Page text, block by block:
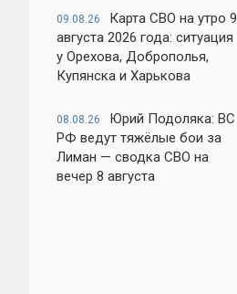
09.08.26
Карта СВО на утро 9
августа 2026 года: ситуация
у Орехова, Доброполья,
Купянска и Харькова
08.08.26
Юрий Подоляка: ВС
РФ ведут тяжёлые бои за
Лиман — сводка СВО на
вечер 8 августа